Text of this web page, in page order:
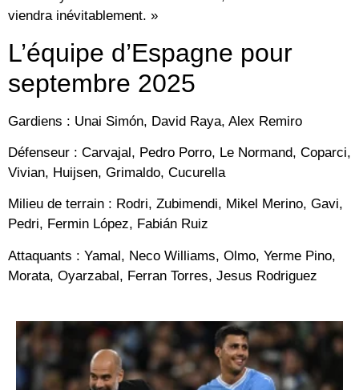
viendra inévitablement. »
L’équipe d’Espagne pour
septembre 2025
Gardiens : Unai Simón, David Raya, Alex Remiro
Défenseur : Carvajal, Pedro Porro, Le Normand, Coparci,
Vivian, Huijsen, Grimaldo, Cucurella
Milieu de terrain : Rodri, Zubimendi, Mikel Merino, Gavi,
Pedri, Fermin López, Fabián Ruiz
Attaquants : Yamal, Neco Williams, Olmo, Yerme Pino,
Morata, Oyarzabal, Ferran Torres, Jesus Rodriguez